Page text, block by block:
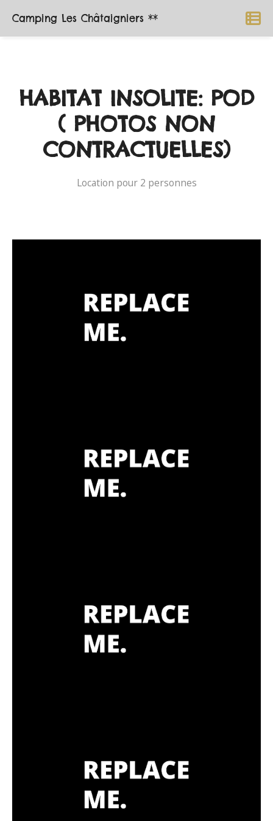
Camping Les Châtaigniers **
HABITAT INSOLITE: POD
( PHOTOS NON
CONTRACTUELLES)
Location pour 2 personnes